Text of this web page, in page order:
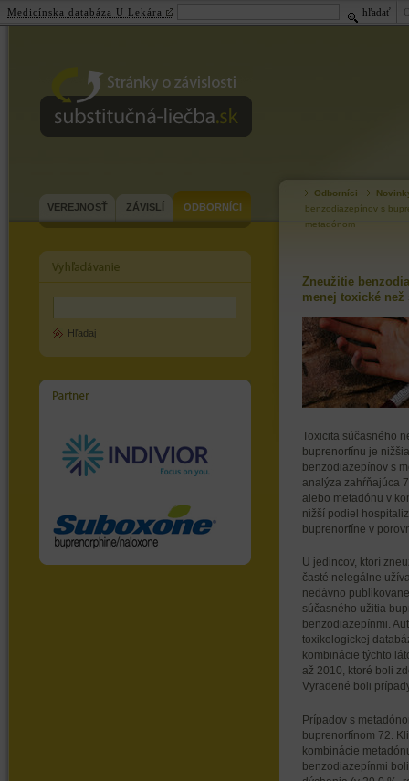
substitučná-liečba.sk
VEREJNOSŤ ZÁVISLÍ ODBORNÍCI
Hľadaj
Odborníci
benzodiazepínov s
metadónom
Zneužitie
menej toxické než
Toxicita súčasného
buprenorfínu je
benzodiazepínov s
analýza zahŕňajúca
alebo metadónu v
nižší podiel
buprenorfíne v
U jedincov, ktorí
časté nelegálne
nedávno
súčasného užitia
benzodiazepínmi.
toxikologickej
kombinácie týchto
až 2010, ktoré boli
Vyradené boli
Prípadov s
buprenorfínom 72.
kombinácie
benzodiazepínmi
Medicínska databáza U Lekára hľadať